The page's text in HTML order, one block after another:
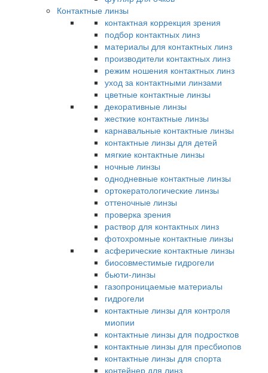
Контактные линзы
контактная коррекция зрения
подбор контактных линз
материалы для контактных линз
производители контактных линз
режим ношения контактных линз
уход за контактными линзами
цветные контактные линзы
декоративные линзы
жесткие контактные линзы
карнавальные контактные линзы
контактные линзы для детей
мягкие контактные линзы
ночные линзы
однодневные контактные линзы
ортокератологические линзы
оттеночные линзы
проверка зрения
раствор для контактных линз
фотохромные контактные линзы
асферические контактные линзы
биосовместимые гидрогели
бьюти-линзы
газопроницаемые материалы
гидрогели
контактные линзы для контроля
миопии
контактные линзы для подростков
контактные линзы для пресбиопов
контактные линзы для спорта
контейнер для линз